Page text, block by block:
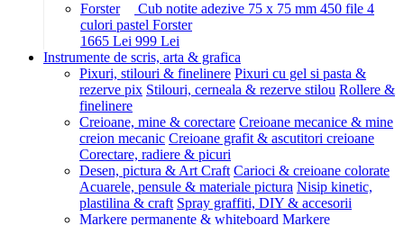
Cub notite adezive 75 x 75 mm 450 file 4
culori pastel Forster
1665 Lei 999 Lei
Instrumente de scris, arta & grafica
Pixuri, stilouri & finelinere Pixuri cu gel si pasta &
rezerve pix Stilouri, cerneala & rezerve stilou Rollere &
finelinere
Creioane, mine & corectare Creioane mecanice & mine
creion mecanic Creioane grafit & ascutitori creioane
Corectare, radiere & picuri
Desen, pictura & Art Craft Carioci & creioane colorate
Acuarele, pensule & materiale pictura Nisip kinetic,
plastilina & craft Spray graffiti, DIY & accesorii
Markere permanente & whiteboard Markere